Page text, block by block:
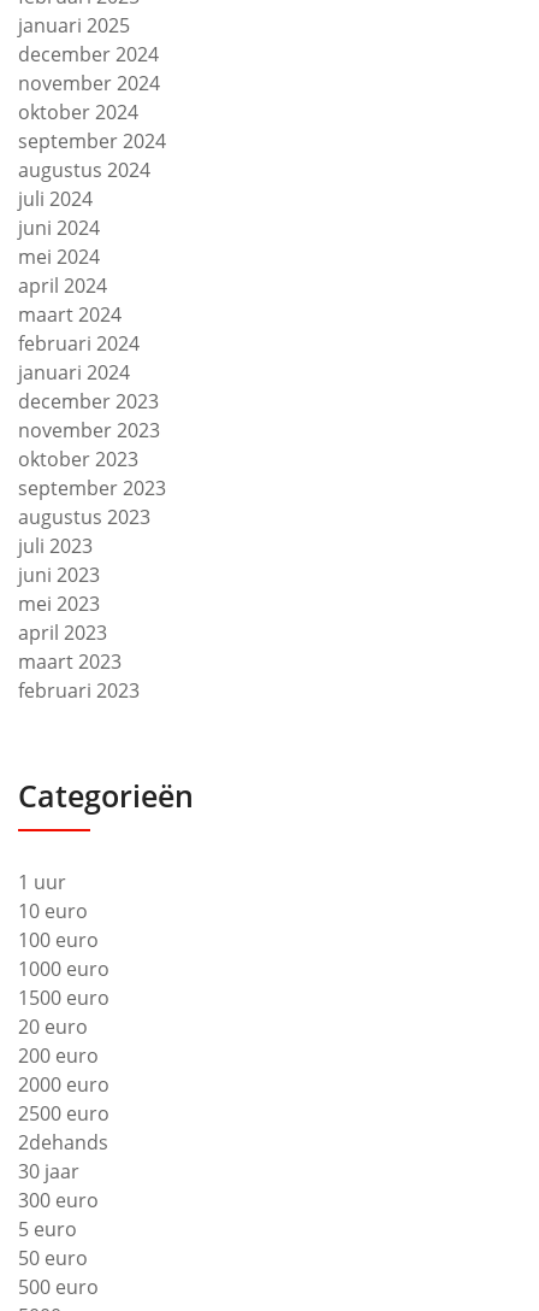
januari 2025
december 2024
november 2024
oktober 2024
september 2024
augustus 2024
juli 2024
juni 2024
mei 2024
april 2024
maart 2024
februari 2024
januari 2024
december 2023
november 2023
oktober 2023
september 2023
augustus 2023
juli 2023
juni 2023
mei 2023
april 2023
maart 2023
februari 2023
Categorieën
1 uur
10 euro
100 euro
1000 euro
1500 euro
20 euro
200 euro
2000 euro
2500 euro
2dehands
30 jaar
300 euro
5 euro
50 euro
500 euro